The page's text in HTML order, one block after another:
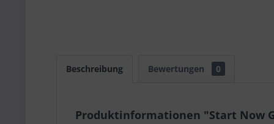
Beschreibung Bewertungen 0
Produktinformationen "Start Now